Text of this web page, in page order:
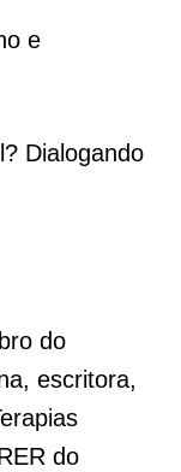
e
Dialogando
do
escritora,
do